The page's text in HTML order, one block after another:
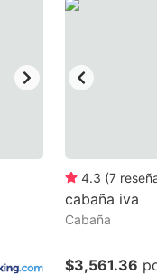
4.3 (7
cabaña iva
Cabaña
$3,561.36